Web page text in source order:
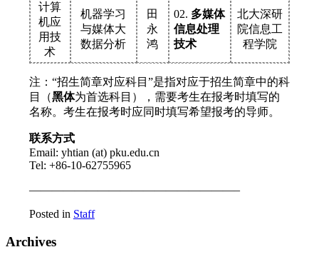
计算
机应
用技
术
机器学习
与媒体大
数据分析
田
永
鸿
02. 多媒体
信息处理
技术
北大深研
院信息工
程学院
注：“招生简章对应科目”是指对应于招生简章中的科
目（黑体为首选科目），需要考生在报考时填写的
名称。考生在报考时应同时填写希望报考的导师。
联系方式
Email: yhtian (at) pku.edu.cn
Tel: +86-10-62755965
——————————————————–
Posted in Staff
Archives